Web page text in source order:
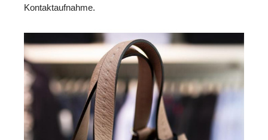
Kontaktaufnahme.